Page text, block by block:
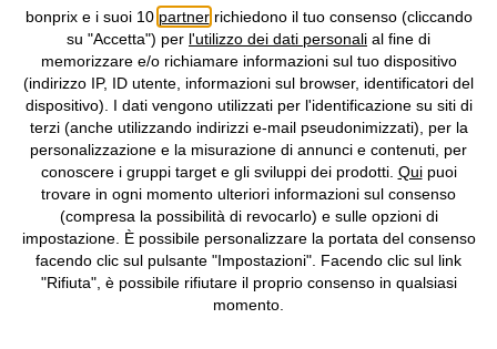
Informazioni legali Diritto di recesso
© 2026 bonprix.Tutti i diritti riservati.
bonprix S.r.l. con socio unico, sede legale: via Adua 33 - 13855
Valdengo (BI) C.F. 01510910027 - P.I. 01939830020, Reg. Imprese di
Biella n. 01510910027, R.E.A. BI - 171345, N. Reg. Pile:
IT09060P00000858, N. Reg. AEE: IT08020000002105 Capitale
Sociale: euro 1.000.000 i.v, Società soggetta all'attività di direzione
e coordinamento di bonprix Beteiligungs -Verwaltungsgesellschaft
mbH.
bonprix e i suoi 10 partnerrichiedono il tuo consenso (cliccando
su "Accetta") per l'utilizzo dei dati personali al fine di
memorizzare e/o richiamare informazioni sul tuo dispositivo
(indirizzo IP, ID utente, informazioni sul browser, identificatori del
dispositivo). I dati vengono utilizzati per l'identificazione su siti di
terzi (anche utilizzando indirizzi e-mail pseudonimizzati), per la
personalizzazione e la misurazione di annunci e contenuti, per
conoscere i gruppi target e gli sviluppi dei prodotti. Quipuoi
trovare in ogni momento ulteriori informazioni sul consenso
(compresa la possibilità di revocarlo) e sulle opzioni di
impostazione. È possibile personalizzare la portata del consenso
facendo clic sul pulsante "Impostazioni". Facendo clic sul link
"Rifiuta", è possibile rifiutare il proprio consenso in qualsiasi
momento.